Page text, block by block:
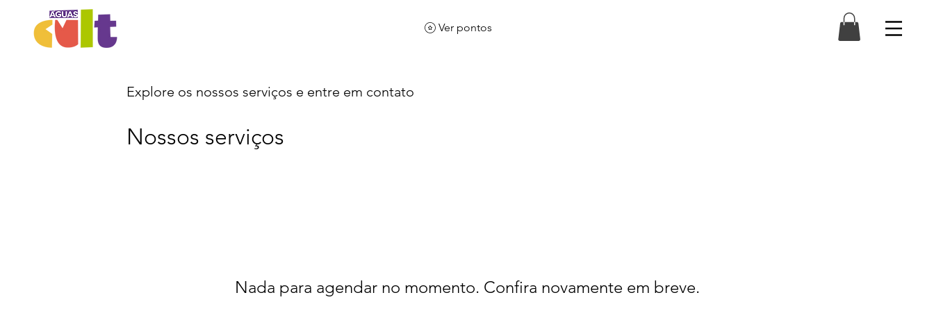
Ver pontos
Explore os nossos serviços e entre em contato
Nossos serviços
Nada para agendar no momento. Confira novamente em breve.